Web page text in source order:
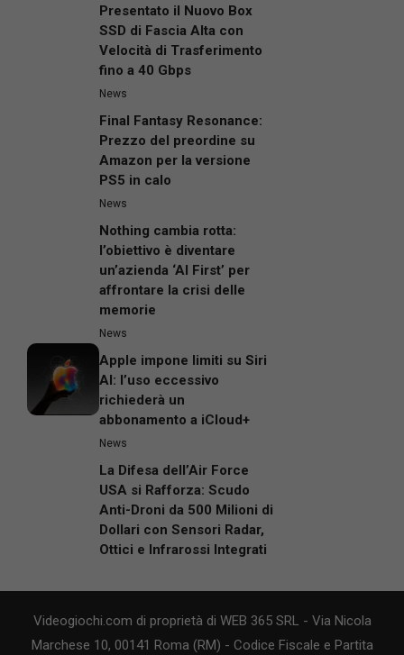
Presentato il Nuovo Box
SSD di Fascia Alta con
Velocità di Trasferimento
fino a 40 Gbps
News
Final Fantasy Resonance:
Prezzo del preordine su
Amazon per la versione
PS5 in calo
News
Nothing cambia rotta:
l’obiettivo è diventare
un’azienda ‘AI First’ per
affrontare la crisi delle
memorie
News
Apple impone limiti su Siri
AI: l’uso eccessivo
richiederà un
abbonamento a iCloud+
News
La Difesa dell’Air Force
USA si Rafforza: Scudo
Anti-Droni da 500 Milioni di
Dollari con Sensori Radar,
Ottici e Infrarossi Integrati
Videogiochi.com di proprietà di WEB 365 SRL - Via Nicola
Marchese 10, 00141 Roma (RM) - Codice Fiscale e Partita